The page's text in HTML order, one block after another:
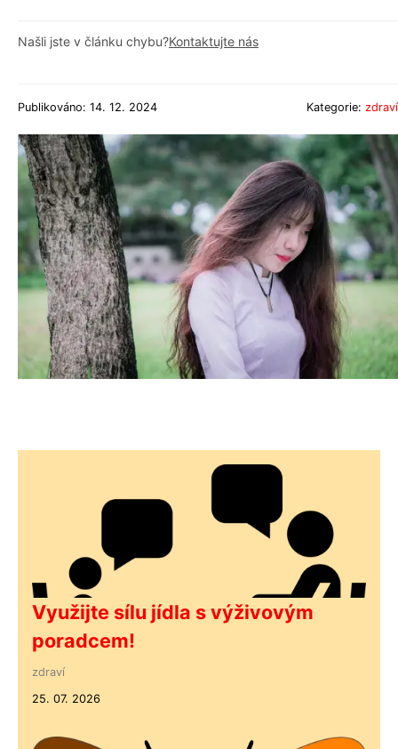
Našli jste v článku chybu?Kontaktujte nás
Publikováno: 14. 12. 2024 Kategorie: zdraví
Využijte sílu jídla s výživovým
poradcem!
zdraví
25. 07. 2026